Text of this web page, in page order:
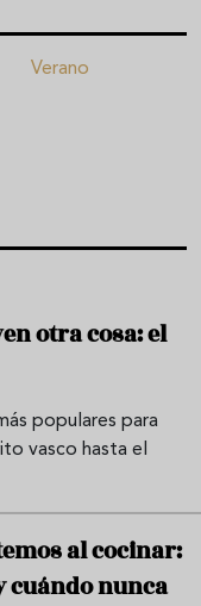
Verano
otra cosa: el
populares para
vasco hasta el
al cocinar:
cuándo nunca